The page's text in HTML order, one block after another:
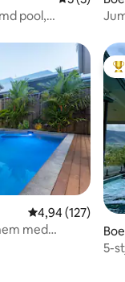
pool,
4,94 av 5 i
4,94 (127)
med
5-